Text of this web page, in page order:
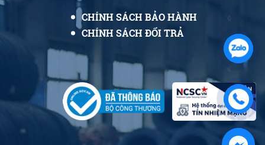
CHÍNH SÁCH BẢO HÀNH
CHÍNH SÁCH ĐỔI TRẢ